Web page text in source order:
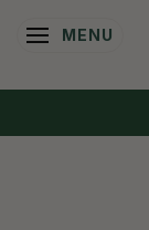
SKIFTE
MENU